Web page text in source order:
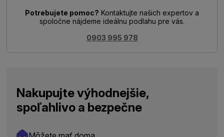
Potrebujete pomoc? Kontaktujte našich expertov a
spoločne nájdeme ideálnu podlahu pre vás.
0903 995 978
Nakupujte výhodnejšie,
spoľahlivo a bezpečne